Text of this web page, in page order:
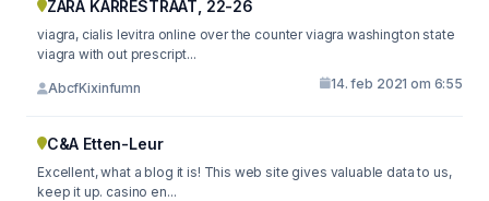
ZARA KARRESTRAAT, 22-26
viagra, cialis levitra online over the counter viagra washington state
viagra with out prescript...
AbcfKixinfumn 14. feb 2021 om 6:55
C&A Etten-Leur
Excellent, what a blog it is! This web site gives valuable data to us,
keep it up. casino en...